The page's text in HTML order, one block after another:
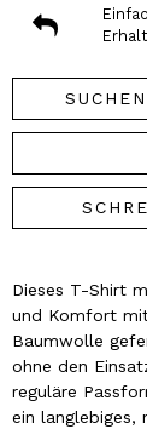
Erhalt
Dieses T-Shirt
und Komfort
Baumwolle
ohne den
reguläre
ein langlebiges,